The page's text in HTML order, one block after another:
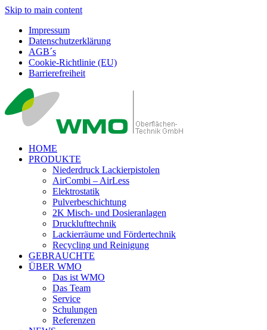
Skip to main content
Impressum
Datenschutzerklärung
AGB´s
Cookie-Richtlinie (EU)
Barrierefreiheit
HOME
PRODUKTE
Niederdruck Lackierpistolen
AirCombi – AirLess
Elektrostatik
Pulverbeschichtung
2K Misch- und Dosieranlagen
Drucklufttechnik
Lackierräume und Fördertechnik
Recycling und Reinigung
GEBRAUCHTE
ÜBER WMO
Das ist WMO
Das Team
Service
Schulungen
Referenzen